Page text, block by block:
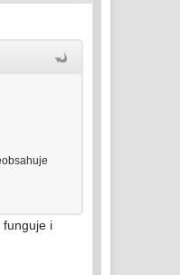
funguje i